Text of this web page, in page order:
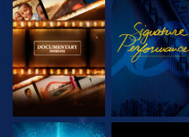
DÉCOUVRIR LES
SÉRIES
REGARDER